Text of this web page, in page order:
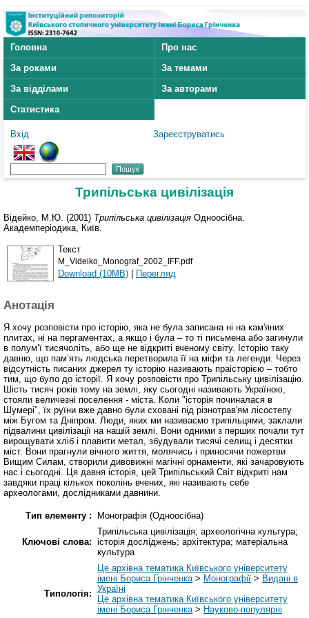
Головна
Про нас
За роками
За темами
За відділами
За авторами
Статистика
Вхід Зареєструватись
Трипільська цивілізація
Відейко, М.Ю. (2001) Трипільська цивілізація Одноосібна.
Академперіодика, Київ.
Текст
M_Videiko_Monograf_2002_IFF.pdf
Download (10MB) | Перегляд
Анотація
Я хочу розповісти про історію, яка не була записана ні на кам'яних
плитах, ні на пергаментах, а якщо і була – то ті письмена або загинули
в полум’ї тисячоліть, або ще не відкриті вченому світу. Історію таку
давню, що пам’ять людська перетворила її на міфи та легенди. Через
відсутність писаних джерел ту історію називають праісторією – тобто
тим, що було до історії. Я хочу розповісти про Трипільську цивілізацію.
Шість тисяч років тому на землі, яку сьогодні називають Україною,
стояли величезні поселення - міста. Коли "історія починалася в
Шумері", їх руїни вже давно були сховані під різнотрав'ям лісостепу
між Бугом та Дніпром. Люди, яких ми називаємо трипільцями, заклали
підвалини цивілізації на нашій землі. Вони одними з перших почали тут
вирощувати хліб і плавити метал, збудували тисячі селищ і десятки
міст. Вони прагнули вічного життя, молячись і приносячи пожертви
Вищим Силам, створили дивовижні магічні орнаменти, які зачаровують
нас і сьогодні. Ця давня історія, цей Трипільський Світ відкриті нам
завдяки праці кількох поколінь вчених, які називають себе
археологами, дослідниками давнини.
Тип елементу : Монографія (Одноосібна)
Ключові слова:
Трипільська цивілізація; археологічна культура;
історія досліджень; архітектура; матеріальна
культура
Типологія:
Це архівна тематика Київського університету
імені Бориса Грінченка> Монографії > Видані в
Україні
Це архівна тематика Київського університету
імені Бориса Грінченка> Науково-популярні